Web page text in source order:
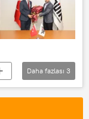
Daha fazlası 3